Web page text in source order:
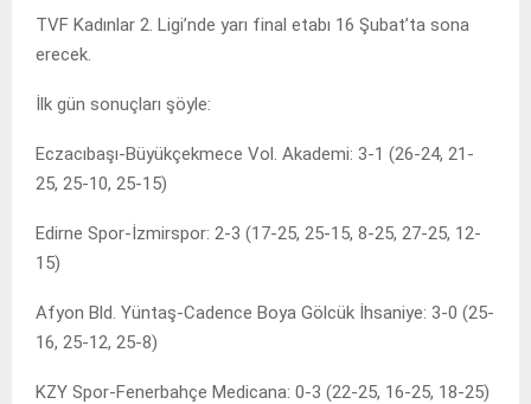
TVF Kadınlar 2. Ligi’nde yarı final etabı 16 Şubat’ta sona
erecek.
İlk gün sonuçları şöyle:
Eczacıbaşı-Büyükçekmece Vol. Akademi: 3-1 (26-24, 21-
25, 25-10, 25-15)
Edirne Spor-İzmirspor: 2-3 (17-25, 25-15, 8-25, 27-25, 12-
15)
Afyon Bld. Yüntaş-Cadence Boya Gölcük İhsaniye: 3-0 (25-
16, 25-12, 25-8)
KZY Spor-Fenerbahçe Medicana: 0-3 (22-25, 16-25, 18-25)